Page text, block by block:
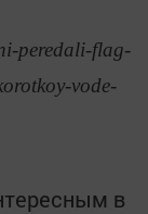
peredali-flag-
vode-
в